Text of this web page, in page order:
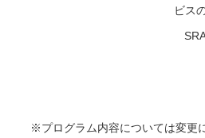
ビス
※プログラム内容については変更